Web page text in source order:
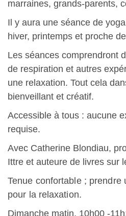
marraines, grands-parents,
Il y aura une séance de
hiver, printemps et proche de
Les séances comprendront
de respiration et autres
une relaxation. Tout cela
bienveillant et créatif.
Accessible à tous : aucune
requise.
Avec Catherine Blondiau,
Ittre et auteure de livres sur
Tenue confortable ; prendre
pour la relaxation.
Dimanche matin, 10h00 -